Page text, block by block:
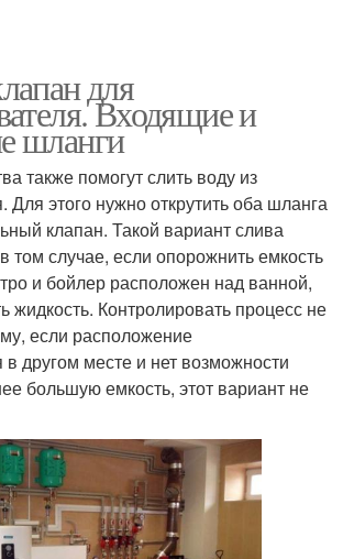
в
Водонагреватель к
в
для
Входящие и
шланги
также помогут слить воду из
Для этого нужно открутить оба шланга
клапан. Такой вариант слива
том случае, если опорожнить емкость
и бойлер расположен над ванной,
жидкость. Контролировать процесс не
если расположение
в другом месте и нет возможности
большую емкость, этот вариант не